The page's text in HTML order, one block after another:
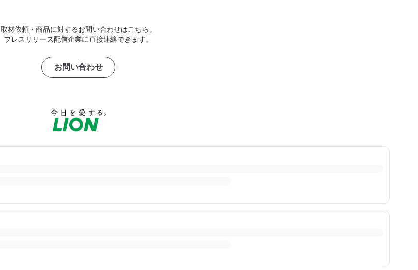
取材依頼・商品に対するお問い合わせはこちら。
プレスリリース配信企業に直接連絡できます。
お問い合わせ